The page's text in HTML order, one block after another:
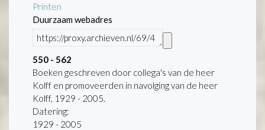
Printen
Duurzaam webadres
550 - 562
Boeken geschreven door collega's van de heer
Kolff en promoveerden in navolging van de heer
Kolff, 1929 - 2005.
Datering:
1929 - 2005